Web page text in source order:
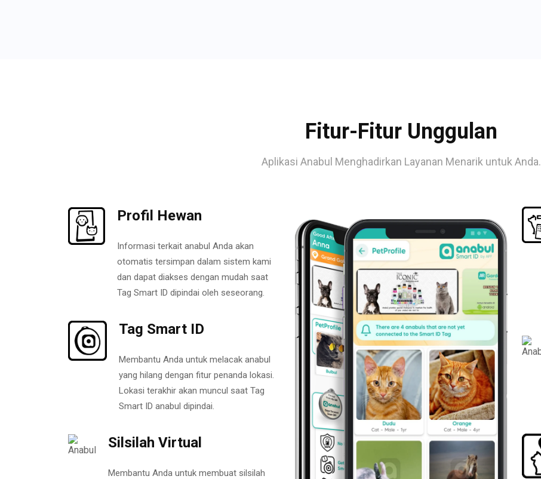
Fitur-Fitur Unggulan
Aplikasi Anabul Menghadirkan Layanan Menarik untuk Anda.
Profil Hewan
Informasi terkait anabul Anda akan
otomatis tersimpan dalam sistem kami
dan dapat diakses dengan mudah saat
Tag Smart ID dipindai oleh seseorang.
Tag Smart ID
Membantu Anda untuk melacak anabul
yang hilang dengan fitur penanda lokasi.
Lokasi terakhir akan muncul saat Tag
Smart ID anabul dipindai.
Silsilah Virtual
Membantu Anda untuk membuat silsilah